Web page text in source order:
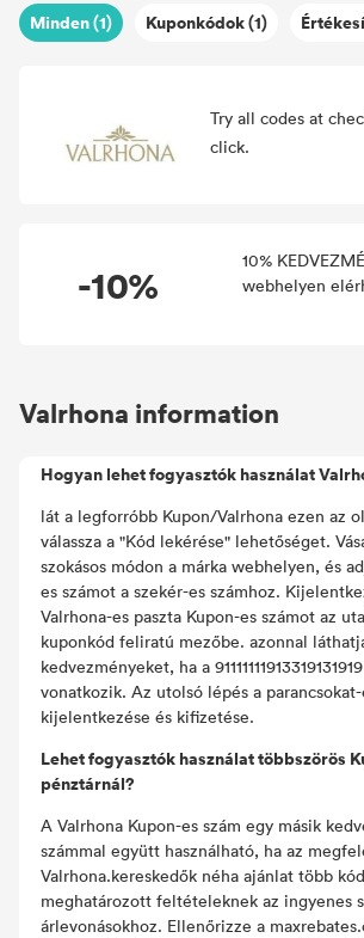
számot, és soha ne hagyja ki a
a 2026-es szám alatt.
Minden (1) Kuponkódok (1)
Try all codes at
click.
-10%
10%
webhelyen
Valrhona information
Hogyan lehet fogyasztók használat
lát a legforróbb Kupon/Valrhona ezen az
válassza a "Kód lekérése" lehetőséget.
szokásos módon a márka webhelyen, és
es számot a szekér-es számhoz.
Valrhona-es paszta Kupon-es számot az
kuponkód feliratú mezőbe. azonnal
kedvezményeket, ha a
vonatkozik. Az utolsó lépés a parancsokat-
kijelentkezése és kifizetése.
Lehet fogyasztók használat többszörös
pénztárnál?
A Valrhona Kupon-es szám egy másik
számmal együtt használható, ha az
Valrhona.kereskedők néha ajánlat több
meghatározott feltételeknek az ingyenes
árlevonásokhoz. Ellenőrizze a